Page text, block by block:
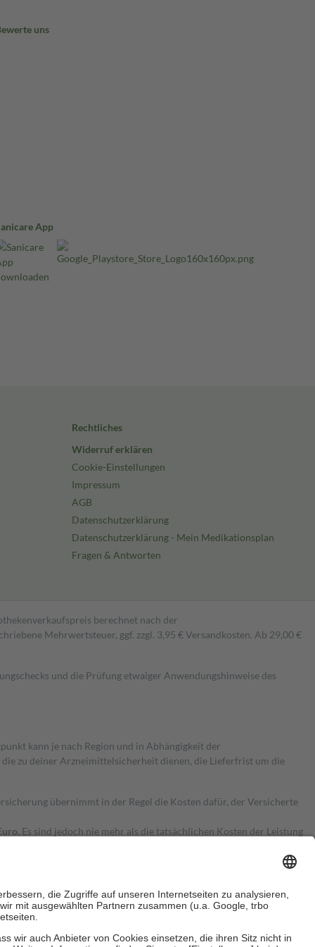
uns
App
Rechtliches
Widerruf erklären
Cookie-Einstellungen
Impressum
AGB
Datenschutzerklärung
Datenschutzerklärung - Mein Medikationsplan
Fragen & Antworten
berechnet nach der
Mehrwertsteuer, ggf. zzgl. 3,95 € Versandkosten. Ab 29,00 €
und die Prüfung etwaiger Anwendungshinweise des
kann je nach Region und in Abhängigkeit der
zu deiner Arzneimittelsicherheit dienen, die Lieferfrist um die
übernimmt in der Regel die Kosten dafür, der Versicherte
Es sind jedoch nie mehr als die tatsächlichen Kosten der Leistung
Zuzahlungen an bei: